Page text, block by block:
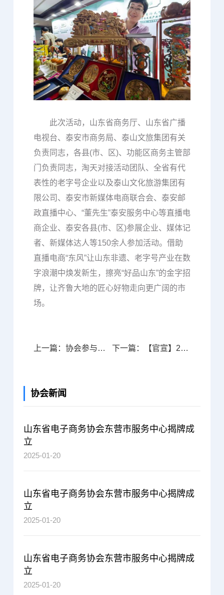
此次活动，山东省商务厅、山东省广播
电视台、泰安市商务局、泰山文旅集团有关
负责同志，各县(市、区)、功能区商务主管部
门负责同志，淘天对接活动团队、全省有代
表性的老字号企业以及泰山文化旅游集团有
限公司、泰安市新媒体电商联合会、泰安邮
政直播中心、“董先生”泰安服务中心等直播电
商企业、泰安各县(市、区)参展企业、媒体记
者、新媒体达人等150余人参加活动。借助
直播电商“东风”让山东非遗、老字号产业在数
字浪潮中焕发新生，擦亮“好品山东”的金字招
牌，让齐鲁大地的匠心好物走向更广阔的市
场。
上一篇：协会参与援疆行动—2025英吉沙杏在鲁上市推介发布会成功举办 下一篇：【官宣】2025第四届山东跨境电商交易会正式定档10月24日-26日，全产业链资源集结，引爆万亿跨境新蓝海！
协会新闻
山东省电子商务协会东营市服务中心揭牌成
立
2025-01-20
山东省电子商务协会东营市服务中心揭牌成
立
2025-01-20
山东省电子商务协会东营市服务中心揭牌成
立
2025-01-20